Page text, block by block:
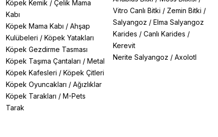
Köpek Kemik / Çelik Mama
Kabı
Köpek Mama Kabı / Ahşap
Kulübeleri / Köpek Yatakları
Köpek Gezdirme Tasması
Köpek Taşıma Çantaları / Metal
Köpek Kafesleri / Köpek Çitleri
Köpek Oyuncakları / Ağızlıklar
Köpek Tarakları / M-Pets
Tarak
Vitro Canlı Bitki / Zemin Bitki /
Salyangoz / Elma Salyangoz
Karides / Canlı Karides /
Kerevit
Nerite Salyangoz / Axolotl